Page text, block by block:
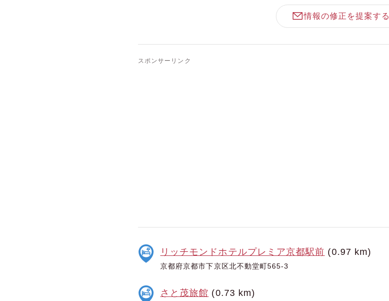
情報の修正を提案する
スポンサーリンク
リッチモンドホテルプレミア京都駅前 (0.97 km)
京都府京都市下京区北不動堂町565-3
さと茂旅館 (0.73 km)